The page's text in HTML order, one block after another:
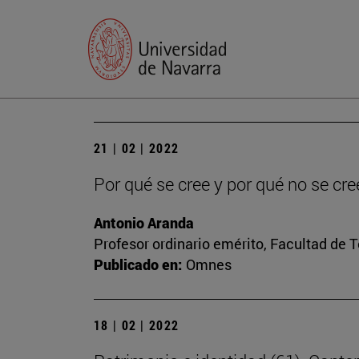
21 | 02 | 2022
Por qué se cree y por qué no se
Antonio Aranda
Profesor ordinario emérito, Facultad de
Publicado en: Omnes
18 | 02 | 2022